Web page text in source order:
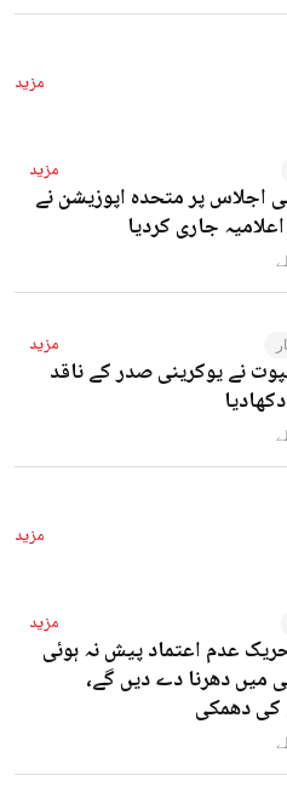
مزید
مزید
اجلاس پر متحدہ اپوزیشن نے
جاری کردیا
مزید
نے یوکرینی صدر کے ناقد
مزید
مزید
عدم اعتماد پیش نہ ہوئی
میں دھرنا دے دیں گے،
کی دھمکی